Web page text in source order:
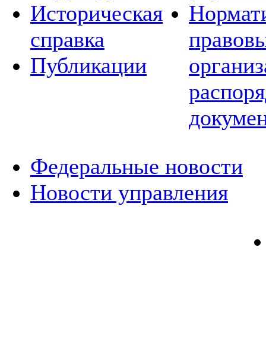
Историческая
справка
Публикации
Федеральные новости
Новости управления